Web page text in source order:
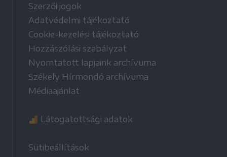
Szerzői jogok
Adatvédelmi tájékoztató
Cookie-kezelési tájékoztató
Hozzászólási szabályzat
Nyomtatott lapjaink archívuma
Székely Hírmondó archívuma
Médiaajánlat
Látogatottsági adatok
Sütibeállítások